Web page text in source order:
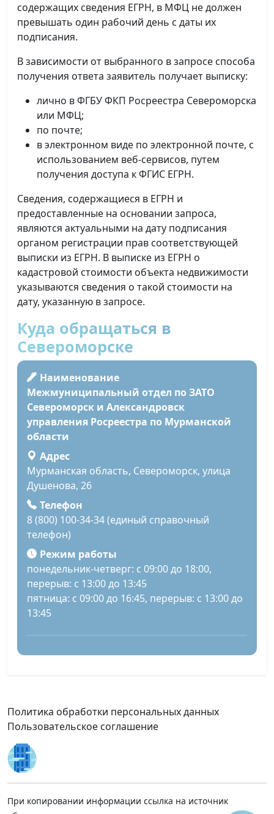
содержащих сведения ЕГРН, в МФЦ не должен
превышать один рабочий день с даты их
подписания.
В зависимости от выбранного в запросе способа
получения ответа заявитель получает выписку:
лично в ФГБУ ФКП Росреестра Североморска
или МФЦ;
по почте;
в электронном виде по электронной почте, с
использованием веб-сервисов, путем
получения доступа к ФГИС ЕГРН.
Сведения, содержащиеся в ЕГРН и
предоставленные на основании запроса,
являются актуальными на дату подписания
органом регистрации прав соответствующей
выписки из ЕГРН. В выписке из ЕГРН о
кадастровой стоимости объекта недвижимости
указываются сведения о такой стоимости на
дату, указанную в запросе.
Куда обращаться в
Североморске
Наименование
Межмуниципальный отдел по ЗАТО
Североморск и Александровск
управления Росреестра по Мурманской
области
Адрес
Мурманская область, Североморск, улица
Душенова, 26
Телефон
8 (800) 100-34-34 (единый справочный
телефон)
Режим работы
понедельник-четверг: с 09:00 до 18:00,
перерыв: с 13:00 до 13:45
пятница: с 09:00 до 16:45, перерыв: с 13:00 до
13:45
Политика обработки персональных данных
Пользовательское соглашение
При копировании информации ссылка на источник